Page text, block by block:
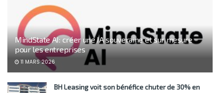
MindState AI: créer une IA souveraine et sur mesure
pour les entreprises
11 MARS 2026
BH Leasing voit son bénéfice chuter de 30% en